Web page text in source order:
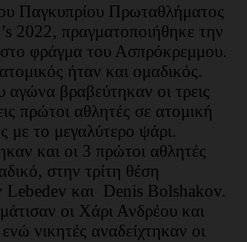
Παγκυπρίου Πρωταθλήματος
2022, πραγματοποιήθηκε την
φράγμα του Ασπρόκρεμμου.
ήταν και ομαδικός.
βραβεύτηκαν οι τρεις
πρώτοι αθλητές σε ατομική
με το μεγαλύτερο ψάρι.
και οι 3 πρώτοι αθλητές
στην τρίτη θέση
Lebedev και Denis Bolshakov.
οι Χάρι Ανδρέου και
νικητές αναδείχτηκαν οι